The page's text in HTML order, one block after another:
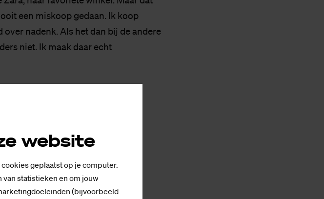
website
geplaatst op je computer.
statistieken en om jouw
(bijvoorbeeld
een miskoop gedaan. Ik koop
nadenk. Als het dan bij de andere
niet. Ik maak daar echt